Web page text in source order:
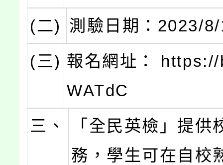
(二) 測驗日期：2023/
(三) 報名網址：
WATdC
三、
「全民英檢」提供
務，學生可在自校